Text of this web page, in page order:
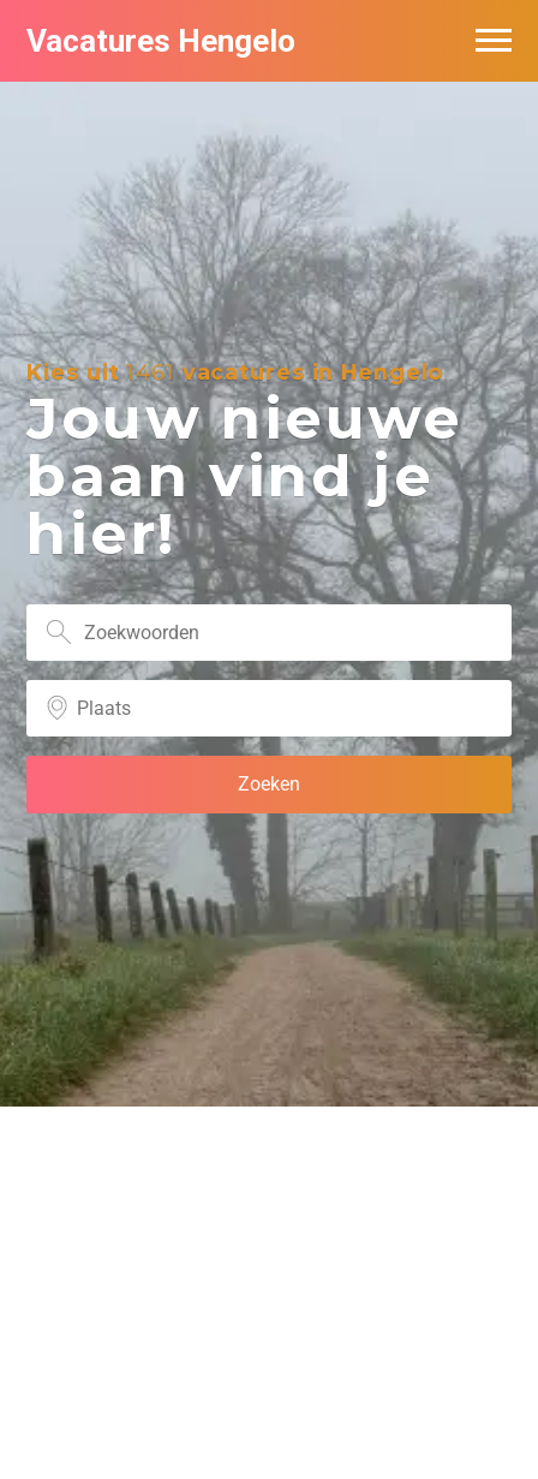
Vacatures Hengelo
Kies uit1461vacatures in Hengelo
Jouw nieuwe
baan vind je
hier!
Vacatures per bedrijf in Hengelo
Nieuwsbrief feed